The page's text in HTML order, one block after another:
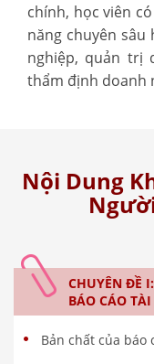
chính, học viên
năng chuyên
nghiệp, quản trị
thẩm định doanh
Nội Dung
CHUYÊN ĐỀ
BÁO CÁO
Bản chất của báo